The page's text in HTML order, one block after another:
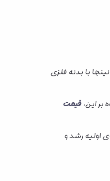
با بدنه فلزی
این،قیمت
اولیه رشد و